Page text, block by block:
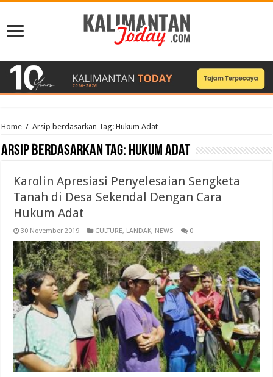
Home / Arsip berdasarkan Tag:Hukum Adat
Arsip berdasarkan Tag: Hukum Adat
Karolin Apresiasi Penyelesaian Sengketa
Tanah di Desa Sekendal Dengan Cara
Hukum Adat
30 November 2019 CULTURE, LANDAK, NEWS 0